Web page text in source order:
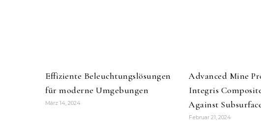
Effiziente Beleuchtungslösungen
für moderne Umgebungen
März 14, 2024
Advanced Mine
Integris
Against
Februar 21, 2024